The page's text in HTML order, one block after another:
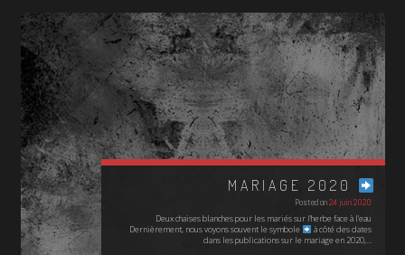
MARIAGE 2020
Posted on24 juin 2020
Deux chaises blanches pour les mariés sur l'herbe face à l'eau
Dernièrement, nous voyons souvent le symbole
à côté des dates
dans les publications sur le mariage en 2020,…